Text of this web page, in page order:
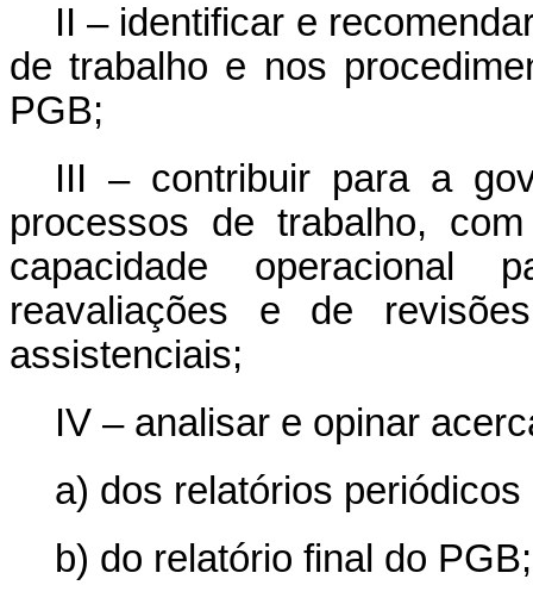
II – identificar e
de trabalho e nos
PGB;
III – contribuir para a
processos de trabalho,
capacidade
reavaliações e de
assistenciais;
IV – analisar e opinar
a) dos relatórios
b) do relatório final do